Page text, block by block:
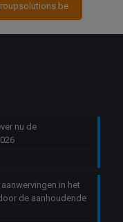
nu de
in het
de aanhoudende